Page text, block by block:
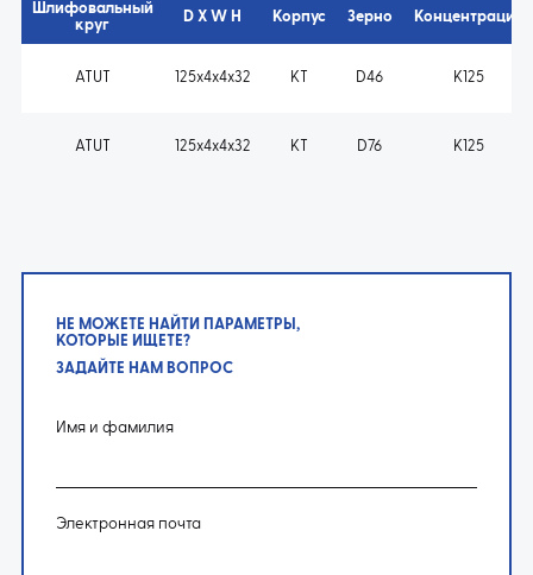
Шлифовальный
круг
D X W H Корпус Зерно Концентрация
ATUT 125x4x4x32 KT D46 K125
ATUT 125x4x4x32 KT D76 K125
НЕ МОЖЕТЕ НАЙТИ ПАРАМЕТРЫ,
КОТОРЫЕ ИЩЕТЕ?
ЗАДАЙТЕ НАМ ВОПРОС
Имя и фамилия
Электронная почта